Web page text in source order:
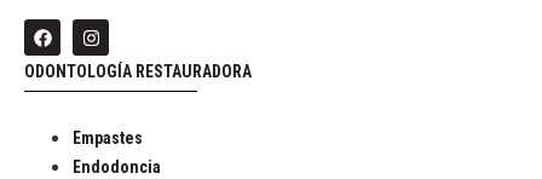
ODONTOLOGÍA RESTAURADORA
Empastes
Endodoncia